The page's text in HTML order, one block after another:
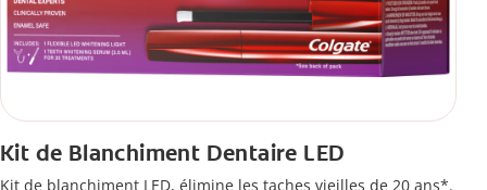
Kit de Blanchiment Dentaire LED
Kit de blanchiment LED, élimine les taches vieilles de 20 ans*.